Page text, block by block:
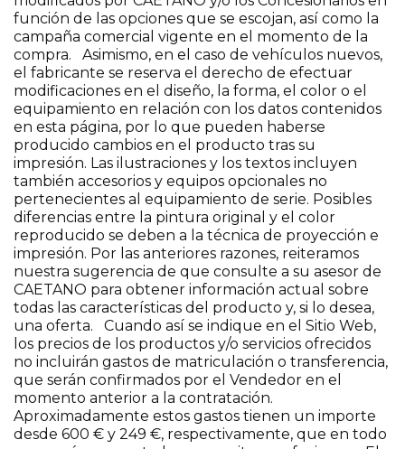
función de las opciones que se escojan, así como la
campaña comercial vigente en el momento de la
compra. Asimismo, en el caso de vehículos nuevos,
el fabricante se reserva el derecho de efectuar
modificaciones en el diseño, la forma, el color o el
equipamiento en relación con los datos contenidos
en esta página, por lo que pueden haberse
producido cambios en el producto tras su
impresión. Las ilustraciones y los textos incluyen
también accesorios y equipos opcionales no
pertenecientes al equipamiento de serie. Posibles
diferencias entre la pintura original y el color
reproducido se deben a la técnica de proyección e
impresión. Por las anteriores razones, reiteramos
nuestra sugerencia de que consulte a su asesor de
CAETANO para obtener información actual sobre
todas las características del producto y, si lo desea,
una oferta. Cuando así se indique en el Sitio Web,
los precios de los productos y/o servicios ofrecidos
no incluirán gastos de matriculación o transferencia,
que serán confirmados por el Vendedor en el
momento anterior a la contratación.
Aproximadamente estos gastos tienen un importe
desde 600 € y 249 €, respectivamente, que en todo